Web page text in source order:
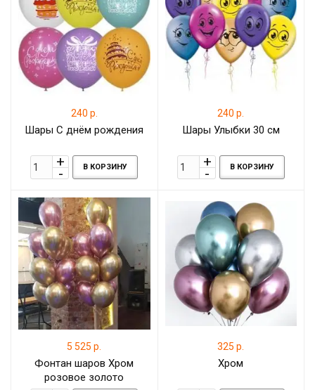
240 р.
Шары С днём рождения
В КОРЗИНУ
240 р.
Шары Улыбки 30 см
В КОРЗИНУ
5 525 р.
Фонтан шаров Хром
розовое золото
325 р.
Хром